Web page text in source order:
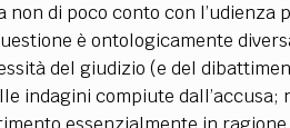
non di poco conto con l’udienza
è ontologicamente
del giudizio (e del
indagini compiute dall’accusa;